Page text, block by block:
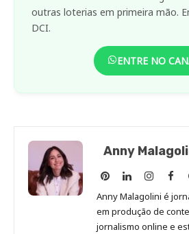
outras loterias em primeira mão.
DCI.
ENTRE NO
Anny
Anny
Malagolini
no
Pinterest
Anny
Malagolini
no
LinkedIn
Anny
no
no
Anny Malagolini é
em produção de
jornalismo online e